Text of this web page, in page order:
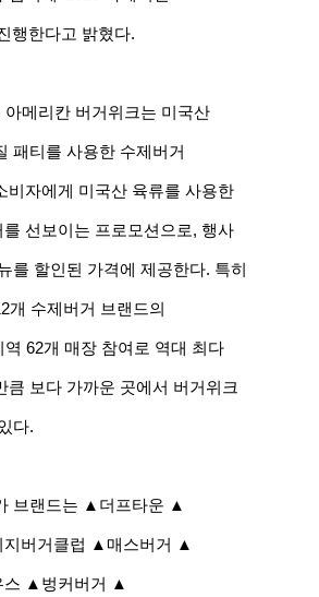
행한다고 밝혔다.
아메리칸 버거위크는 미국산
패티를 사용한 수제버거
비자에게 미국산 육류를 사용한
선보이는 프로모션으로, 행사
를 할인된 가격에 제공한다. 특히
개 수제버거 브랜드의
62개 매장 참여로 역대 최다
큼 보다 가까운 곳에서 버거위크
다.
브랜드는 ▲더프타운 ▲
버거클럽 ▲매스버거 ▲
스 ▲벙커버거 ▲